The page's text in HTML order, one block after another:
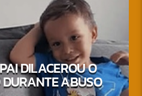
DILACEROU O
ABUSO